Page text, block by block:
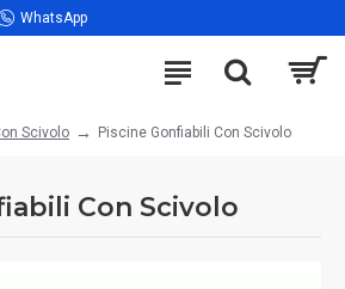
WhatsApp
Scivolo Piscine Gonfiabili Con Scivolo
Con Scivolo